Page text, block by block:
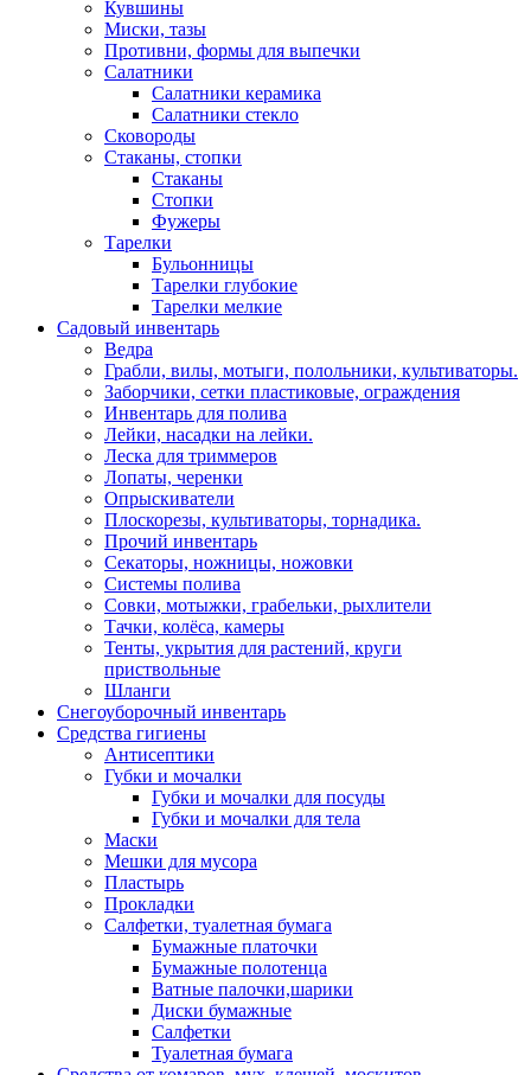
Кувшины
Миски, тазы
Противни, формы для выпечки
Салатники
Салатники керамика
Салатники стекло
Сковороды
Стаканы, стопки
Стаканы
Стопки
Фужеры
Тарелки
Бульонницы
Тарелки глубокие
Тарелки мелкие
Садовый инвентарь
Ведра
Грабли, вилы, мотыги, полольники, культиваторы.
Заборчики, сетки пластиковые, ограждения
Инвентарь для полива
Лейки, насадки на лейки.
Леска для триммеров
Лопаты, черенки
Опрыскиватели
Плоскорезы, культиваторы, торнадика.
Прочий инвентарь
Секаторы, ножницы, ножовки
Системы полива
Совки, мотыжки, грабельки, рыхлители
Тачки, колёса, камеры
Тенты, укрытия для растений, круги
приствольные
Шланги
Снегоуборочный инвентарь
Средства гигиены
Антисептики
Губки и мочалки
Губки и мочалки для посуды
Губки и мочалки для тела
Маски
Мешки для мусора
Пластырь
Прокладки
Салфетки, туалетная бумага
Бумажные платочки
Бумажные полотенца
Ватные палочки,шарики
Диски бумажные
Салфетки
Туалетная бумага